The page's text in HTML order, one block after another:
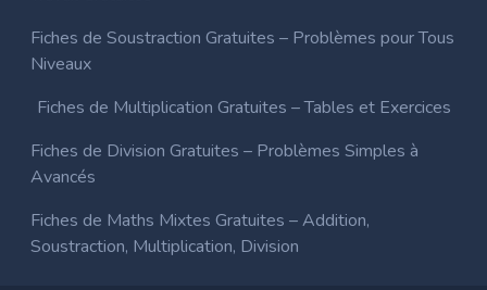
Fiches de Soustraction Gratuites – Problèmes pour Tous
Niveaux
Fiches de Multiplication Gratuites – Tables et Exercices
Fiches de Division Gratuites – Problèmes Simples à
Avancés
Fiches de Maths Mixtes Gratuites – Addition,
Soustraction, Multiplication, Division